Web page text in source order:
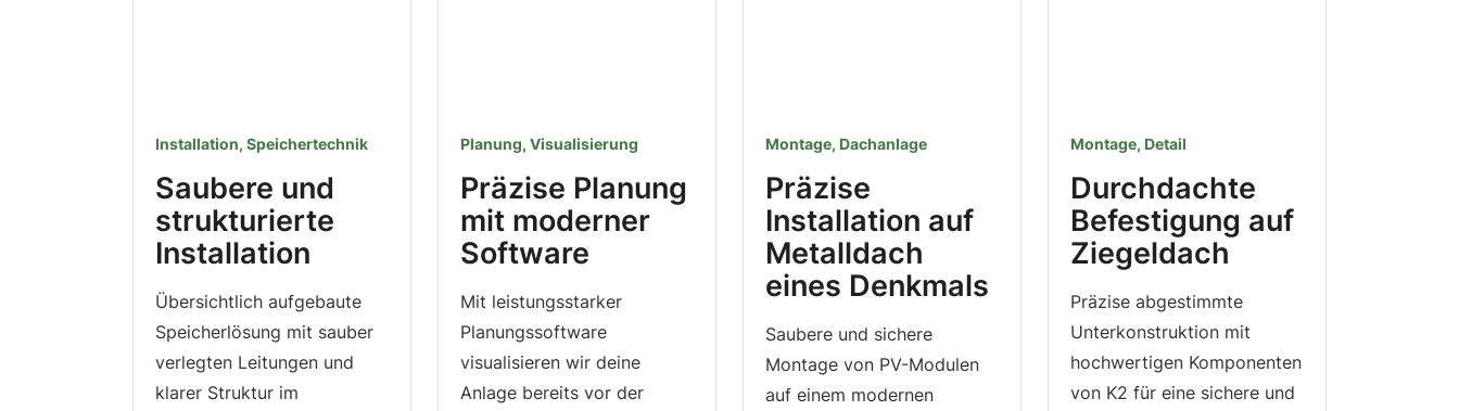
Installation, Speichertechnik
Saubere und
strukturierte
Installation
Übersichtlich aufgebaute
Speicherlösung mit sauber
verlegten Leitungen und
klarer Struktur im
Planung, Visualisierung
Präzise Planung
mit moderner
Software
Mit leistungsstarker
Planungssoftware
visualisieren wir deine
Anlage bereits vor der
Montage, Dachanlage
Präzise
Installation auf
Metall­dach
eines Denkmals
Saubere und sichere
Montage von PV-Modulen
auf einem modernen
Montage, Detail
Durchdachte
Befestigung auf
Ziegeldach
Präzise abgestimmte
Unterkonstruktion mit
hochwertigen Komponenten
von K2 für eine sichere und